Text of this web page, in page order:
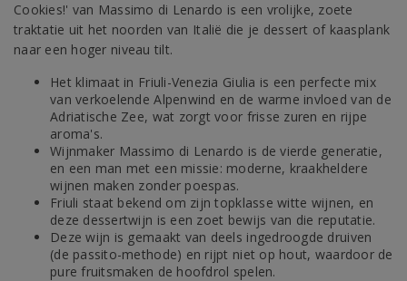
Cookies!' van Massimo di Lenardo is een vrolijke, zoete
traktatie uit het noorden van Italië die je dessert of kaasplank
naar een hoger niveau tilt.
Het klimaat in Friuli-Venezia Giulia is een perfecte mix
van verkoelende Alpenwind en de warme invloed van de
Adriatische Zee, wat zorgt voor frisse zuren en rijpe
aroma's.
Wijnmaker Massimo di Lenardo is de vierde generatie,
en een man met een missie: moderne, kraakheldere
wijnen maken zonder poespas.
Friuli staat bekend om zijn topklasse witte wijnen, en
deze dessertwijn is een zoet bewijs van die reputatie.
Deze wijn is gemaakt van deels ingedroogde druiven
(de passito-methode) en rijpt niet op hout, waardoor de
pure fruitsmaken de hoofdrol spelen.